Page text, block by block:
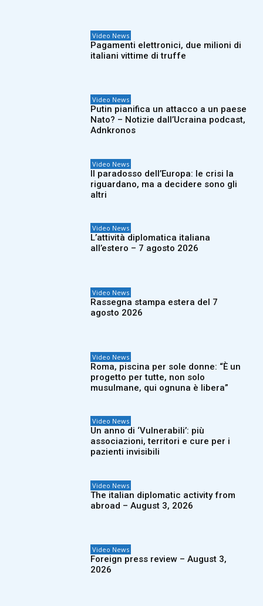
Video News
Pagamenti elettronici, due milioni di
italiani vittime di truffe
Video News
Putin pianifica un attacco a un paese
Nato? – Notizie dall’Ucraina podcast,
Adnkronos
Video News
Il paradosso dell’Europa: le crisi la
riguardano, ma a decidere sono gli
altri
Video News
L’attività diplomatica italiana
all’estero – 7 agosto 2026
Video News
Rassegna stampa estera del 7
agosto 2026
Video News
Roma, piscina per sole donne: “È un
progetto per tutte, non solo
musulmane, qui ognuna è libera”
Video News
Un anno di ‘Vulnerabili’: più
associazioni, territori e cure per i
pazienti invisibili
Video News
The italian diplomatic activity from
abroad – August 3, 2026
Video News
Foreign press review – August 3,
2026